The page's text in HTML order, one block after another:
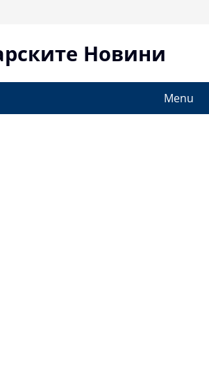
Новини
Menu